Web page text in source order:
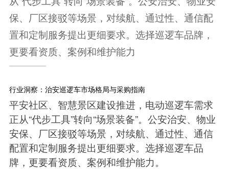
保、厂区接驳等场景，对续航、通过性、通信配
置和定制服务提出更细要求。选择巡逻车品牌，
更要看资质、案例和维护能力
行业洞察：治安巡逻车市场格局与采购指南
平安社区、智慧景区建设推进，电动巡逻车需求
正从“代步工具”转向“场景装备”。公安治安、物业
安保、厂区接驳等场景，对续航、通过性、通信
配置和定制服务提出更细要求。选择巡逻车品
牌，更要看资质、案例和维护能力。